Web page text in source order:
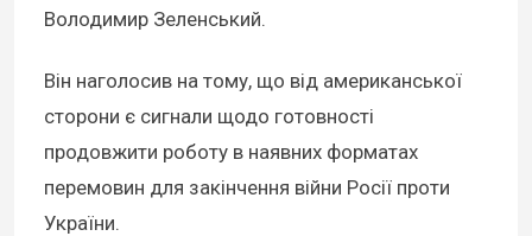
Володимир Зеленський.
Він наголосив на тому, що від американської
сторони є сигнали щодо готовності
продовжити роботу в наявних форматах
перемовин для закінчення війни Росії проти
України.